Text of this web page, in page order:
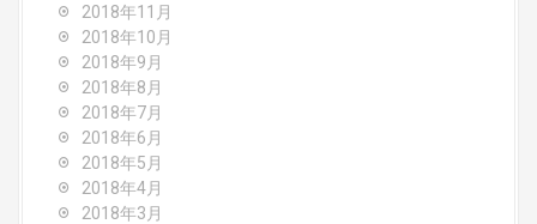
2018年11月
2018年10月
2018年9月
2018年8月
2018年7月
2018年6月
2018年5月
2018年4月
2018年3月